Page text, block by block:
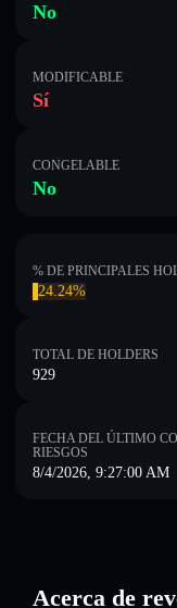
No
MODIFICABLE
Sí
CONGELABLE
No
% DE PRINCIPALES
24.24%
TOTAL DE HOLDERS
929
FECHA DEL ÚLTIMO
RIESGOS
8/4/2026, 9:27:00 AM
Acerca de